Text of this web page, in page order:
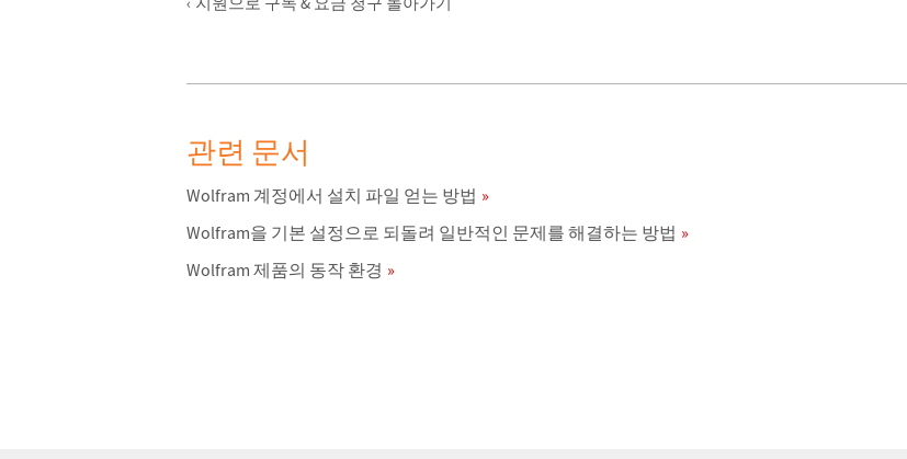
관련 문서
Wolfram 계정에서 설치 파일 얻는 방법
Wolfram을 기본 설정으로 되돌려 일반적인 문제를 해결하는 방법
Wolfram 제품의 동작 환경